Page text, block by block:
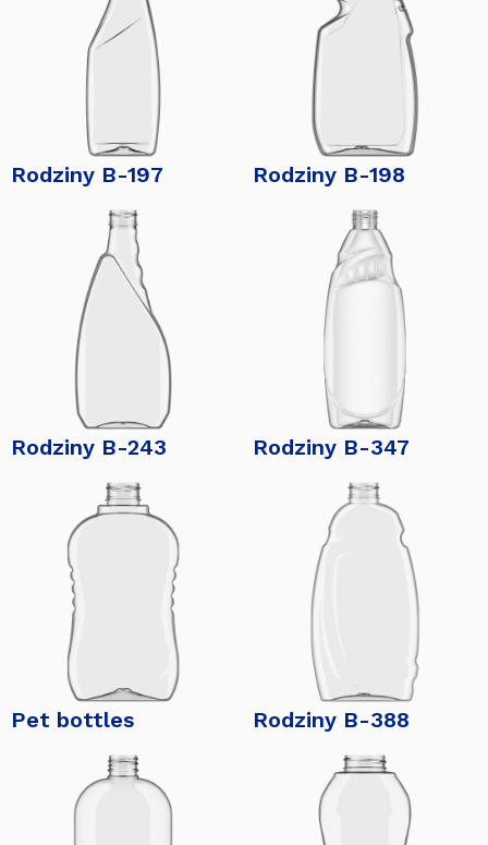
Rodziny B-197 Rodziny B-198
Rodziny B-243 Rodziny B-347
Pet bottles Rodziny B-388